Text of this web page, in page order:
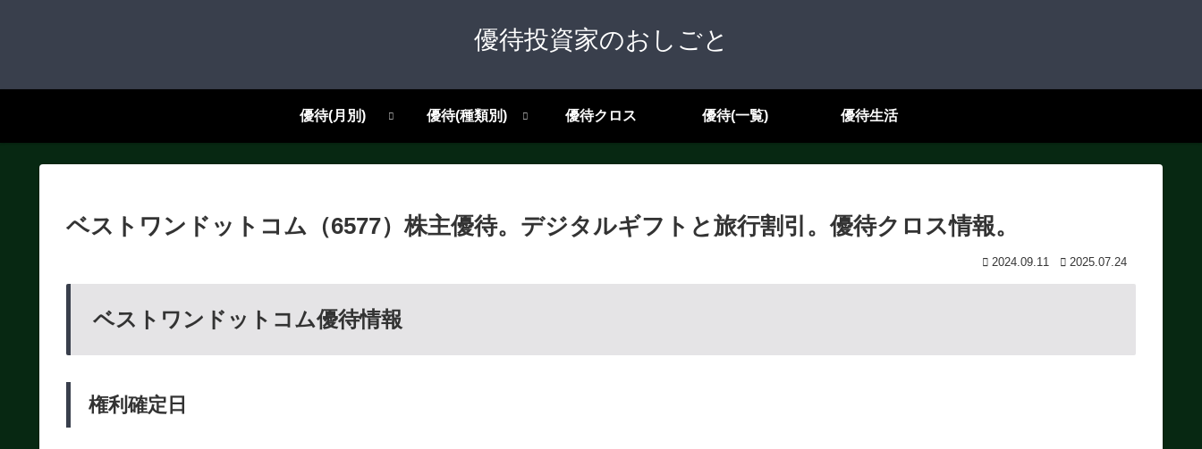
優待投資家のおしごと
優待(月別) 優待(種類別) 優待クロス 優待(一覧) 優待生活
ベストワンドットコム（6577）株主優待。デジタルギフトと旅行割引。優待クロス情報。
2024.09.11 2025.07.24
ベストワンドットコム優待情報
権利確定日